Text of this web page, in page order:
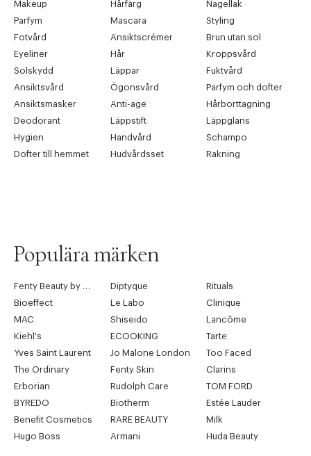
Makeup Hårfärg
Nagellak
Parfym
Mascara
Styling
Fotvård
Ansiktscrémer
Brun utan sol
Eyeliner
Hår
Kroppsvård
Solskydd
Läppar
Fuktvård
Ansiktsvård
Ögonsvård
Parfym och dofter
Ansiktsmasker
Anti-age
Hårborttagning
Deodorant
Läppstift
Läppglans
Hygien
Handvård
Schampo
Dofter till hemmet
Hudvårdsset Rakning
Populära märken
Fenty Beauty by Rihanna Diptyque
Rituals
Bioeffect
Le Labo
Clinique
MAC
Shiseido
Lancôme
Kiehl's
ECOOKING
Tarte
Yves Saint Laurent
Jo Malone London
Too Faced
The Ordinary
Fenty Skin
Clarins
Erborian
Rudolph Care
TOM FORD
BYREDO
Biotherm
Estée Lauder
Benefit Cosmetics
RARE BEAUTY
Milk
Hugo Boss
Armani Huda Beauty